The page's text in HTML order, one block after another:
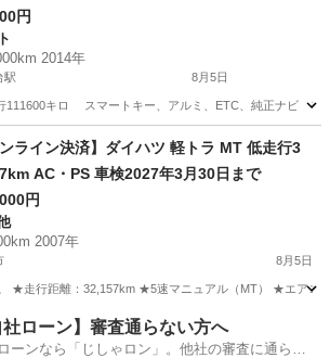
円
2014年
駅 8月5日
キロ スマートキー、アルミ、ETC、純正ナビ フル
湘南台駅 タント ルクラ
ンライン決済】ダイハツ 軽トラ MT 低走行3
AC・PS 車検2027年3月30日まで
円
2007年
8月5日
★走行距離：32,157km ★5速マニュアル（MT） ★エアコ
の他
社ローン】審査通らない方へ
ーンなら「じしゃロン」。他社の審査に通らな